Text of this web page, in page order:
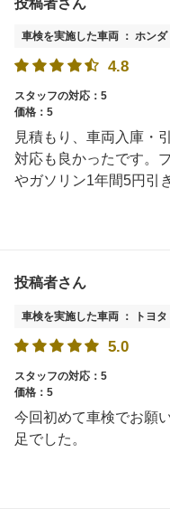
車検を実施した車両 ： ホンダ
4.8
スタッフの対応：5
価格：5
見積もり、車両入庫・
対応も良かったです。
やガソリン1年間5円引
投稿者さん
車検を実施した車両 ： トヨタ
5.0
スタッフの対応：5
価格：5
今回初めて車検でお願
足でした。